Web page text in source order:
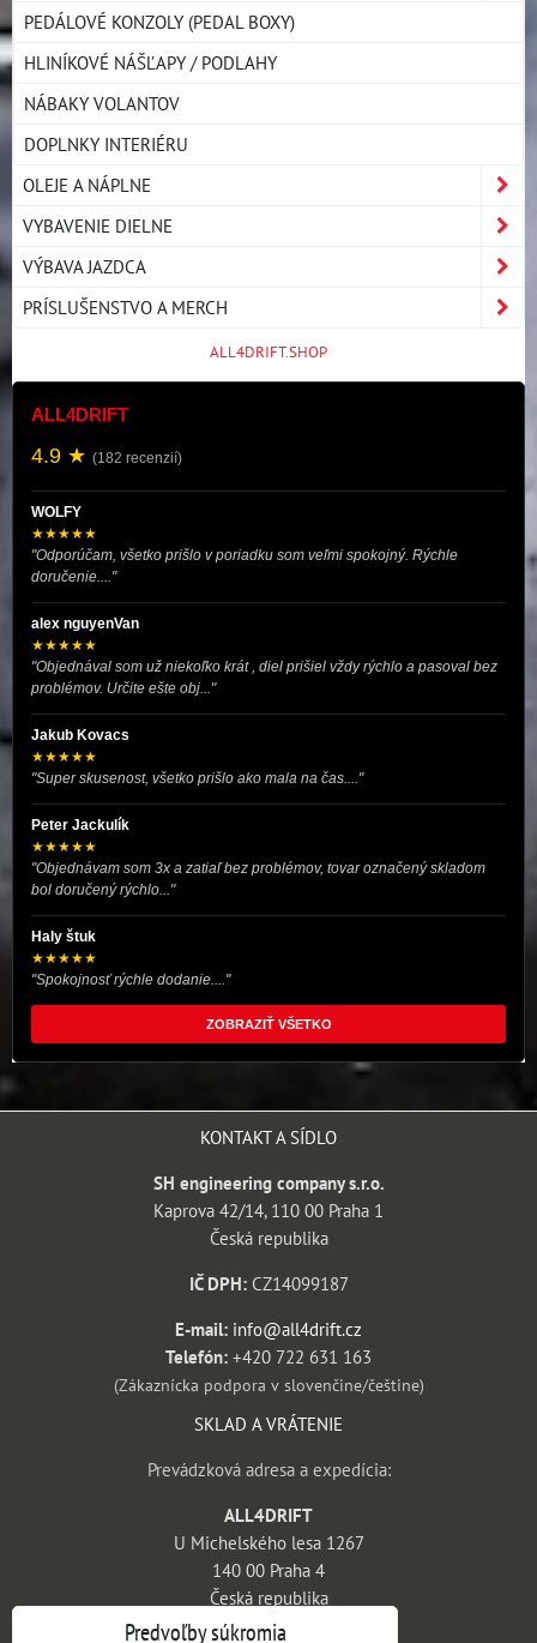
PEDÁLOVÉ KONZOLY (PEDAL BOXY)
HLINÍKOVÉ NÁŠĽAPY / PODLAHY
NÁBAKY VOLANTOV
DOPLNKY INTERIÉRU
OLEJE A NÁPLNE
VYBAVENIE DIELNE
VÝBAVA JAZDCA
PRÍSLUŠENSTVO A MERCH
ALL4DRIFT.SHOP
ALL4DRIFT
4.9 ★ (182 recenzií)
WOLFY
★★★★★
"Odporúčam, všetko prišlo v poriadku som veľmi spokojný. Rýchle
doručenie...."
alex nguyenVan
★★★★★
"Objednával som už niekoľko krát , diel prišiel vždy rýchlo a pasoval bez
problémov. Určite ešte obj..."
Jakub Kovacs
★★★★★
"Super skusenost, všetko prišlo ako mala na čas...."
Peter Jackulík
★★★★★
"Objednávam som 3x a zatiaľ bez problémov, tovar označený skladom
bol doručený rýchlo..."
Haly štuk
★★★★★
"Spokojnosť rýchle dodanie...."
ZOBRAZIŤ VŠETKO
KONTAKT A SÍDLO
SH engineering company s.r.o.
Kaprova 42/14, 110 00 Praha 1
Česká republika
IČ DPH:CZ14099187
E-mail: info@all4drift.cz
Telefón: +420 722 631 163
(Zákaznícka podpora v slovenčine/češtine)
SKLAD A VRÁTENIE
Prevádzková adresa a expedícia:
ALL4DRIFT
U Michelského lesa 1267
140 00 Praha 4
Česká republika
Predvoľby súkromia